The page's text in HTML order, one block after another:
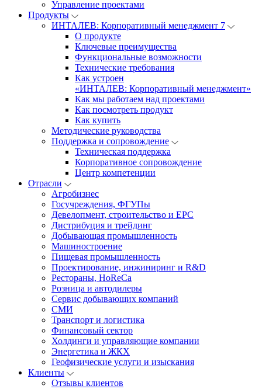
Управление проектами
Продукты
ИНТАЛЕВ: Корпоративный менеджмент 7
О продукте
Ключевые преимущества
Функциональные возможности
Технические требования
Как устроен
«ИНТАЛЕВ: Корпоративный менеджмент»
Как мы работаем над проектами
Как посмотреть продукт
Как купить
Методические руководства
Поддержка и сопровождение
Техническая поддержка
Корпоративное сопровождение
Центр компетенции
Отрасли
Агробизнес
Госучреждения, ФГУПы
Девелопмент, строительство и EPC
Дистрибуция и трейдинг
Добывающая промышленность
Машиностроение
Пищевая промышленность
Проектирование, инжиниринг и R&D
Рестораны, HoReCa
Розница и автодилеры
Сервис добывающих компаний
СМИ
Транспорт и логистика
Финансовый сектор
Холдинги и управляющие компании
Энергетика и ЖКХ
Геофизические услуги и изыскания
Клиенты
Отзывы клиентов